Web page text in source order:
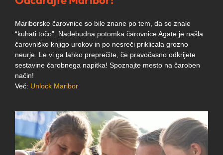
Mariborske čarovnice so bile znane po tem, da so znale
“kuhati točo”. Nadebudna potomka čarovnice Agate je našla
čarovniško knjigo urokov in po nesreči priklicala grozno
neurje. Le vi ga lahko preprečite, če pravočasno odkrijete
sestavine čarobnega napitka! Spoznajte mesto na čaroben
način!
Več: Unlock Maribor